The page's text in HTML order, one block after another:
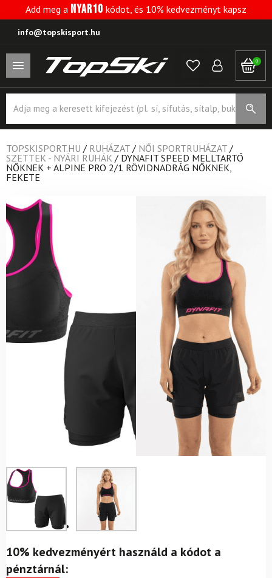
Add meg a NYAR10 kódot, és 10% kedvezményt kapsz
info@topskisport.hu
0
search
TOPSKISPORT.HU / RUHÁZAT / NŐI SPORTRUHÁZAT /
SZETTEK - NYÁRI RUHÁK / DYNAFIT SPEED ​​​​MELLTARTÓ
NŐKNEK + ALPINE PRO 2/1 RÖVIDNADRÁG NŐKNEK,
FEKETE
10% kedvezményért használd a kódot a
pénztárnál: